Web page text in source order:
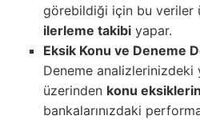
görebildiği için bu veriler
ilerleme takibiyapar.
Eksik Konu ve Deneme
Deneme analizlerinizdeki
üzerinden konu
bankalarınızdaki